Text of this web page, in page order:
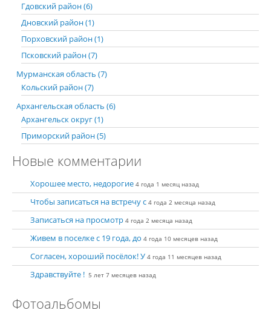
Гдовский район (6)
Дновский район (1)
Порховский район (1)
Псковский район (7)
Мурманская область (7)
Кольский район (7)
Архангельская область (6)
Архангельск округ (1)
Приморский район (5)
Новые комментарии
Хорошее место, недорогие 4 года 1 месяц назад
Чтобы записаться на встречу с 4 года 2 месяца назад
Записаться на просмотр 4 года 2 месяца назад
Живем в поселке с 19 года, до 4 года 10 месяцев назад
Согласен, хороший посёлок! У 4 года 11 месяцев назад
Здравствуйте ! 5 лет 7 месяцев назад
Фотоальбомы